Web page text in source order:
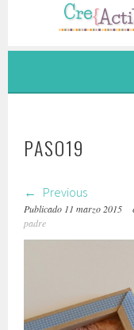
contenido.
PASO19
Previous
Publicado 11 marzo 2015
padre